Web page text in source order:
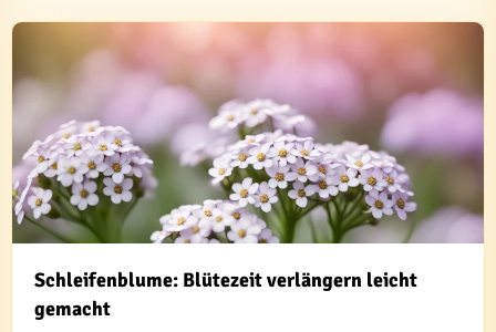
Schleifenblume: Blütezeit verlängern leicht
gemacht